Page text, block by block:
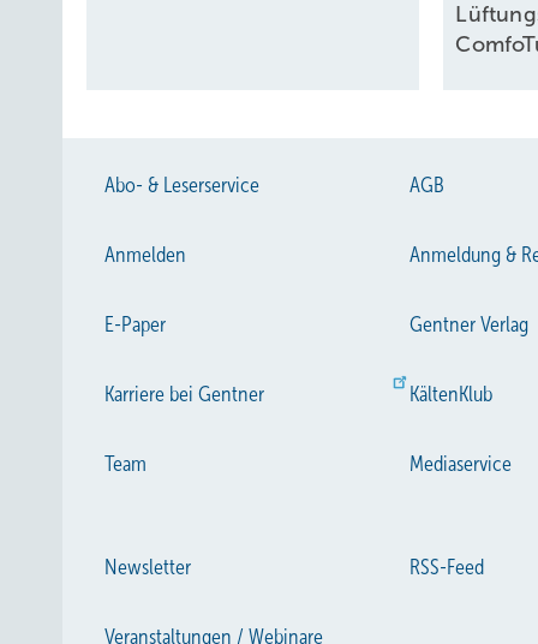
Abo- & Leserservice AGB
Anmelden Anmeldung &
E-Paper Gentner Verlag
Karriere bei Gentner KältenKlub
Team Mediaservice
Newsletter RSS-Feed
Veranstaltungen / Webinare